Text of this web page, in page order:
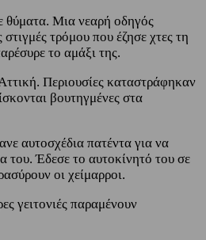
Μια νεαρή οδηγός
τρόμου που έζησε χτες τη
το αμάξι της.
Περιουσίες καταστράφηκαν
βουτηγμένες στα
αυτοσχέδια πατέντα για να
του. Έδεσε το αυτοκίνητό του σε
οι χείμαρροι.
γειτονιές παραμένουν